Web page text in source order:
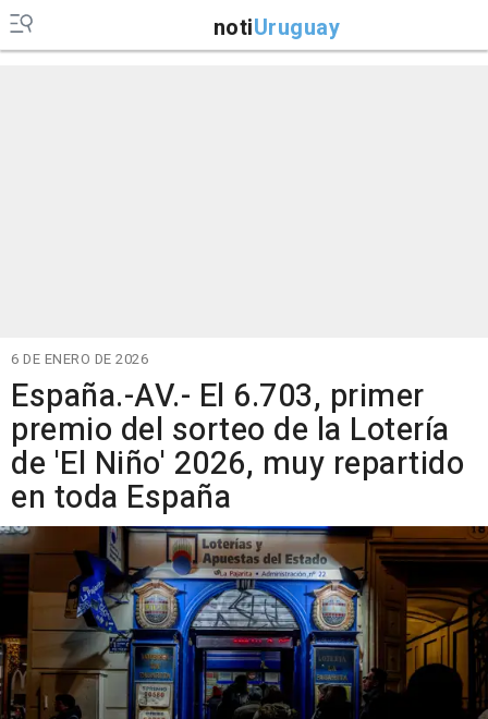
notiUruguay
6 DE ENERO DE 2026
España.-AV.- El 6.703, primer
premio del sorteo de la Lotería
de 'El Niño' 2026, muy repartido
en toda España